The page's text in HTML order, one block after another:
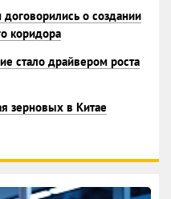
договорились о создании
коридора
стало драйвером роста
зерновых в Китае